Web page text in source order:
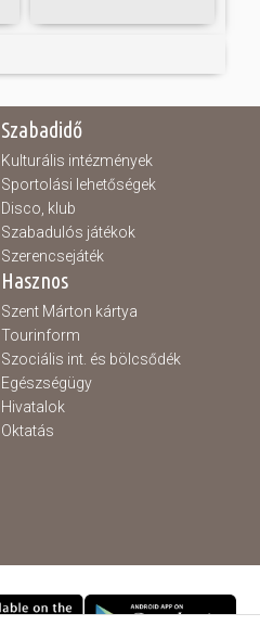
Szabadidő
Kulturális intézmények
Sportolási lehetőségek
Disco, klub
Szabadulós játékok
Szerencsejáték
Hasznos
Szent Márton kártya
Tourinform
Szociális int. és bölcsődék
Egészségügy
Hivatalok
Oktatás